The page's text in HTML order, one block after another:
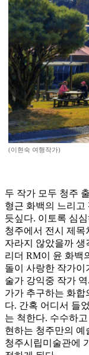
(이현숙 여행작가)
두 작가 모두 청주
형근 화백의 느리고
듯싶다. 이토록 심
청주에서 전시 제목
자라지 않았을까 생
리더 RM이 윤 화백
돌이 사랑한 작가이
술가 강익중 작가
가가 추구하는 화합
다. 간혹 어디서 들
는 척한다. 수수하
현하는 청주만의 예
청주시립미술관에